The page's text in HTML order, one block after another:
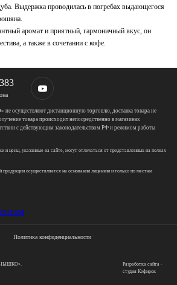
Выдержка проводилась в погребах выдающегося
аромат и приятный, гармоничный вкус, он
а также в сочетании с кофе.
осуществляют дистанционную торговлю, доставка товара не
товара происходит непосредственно в магазинах
с действующим законодательством РФ и режимом работы
и цены, указанные на сайте, могут отличаться от представленных на полках
продукции осуществляется на основании лицензии и только по местам
Политика конфиденциальности
Разработка сайта -
студия Кефирок